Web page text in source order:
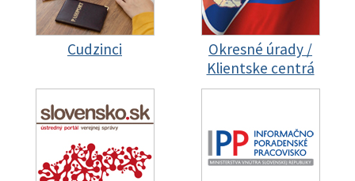
Cudzinci
Okresné úrady /
Klientske centrá